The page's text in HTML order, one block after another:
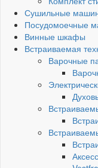
Сушильные
Посудомоечные
Винные шкафы
Встраиваемая
Варочные